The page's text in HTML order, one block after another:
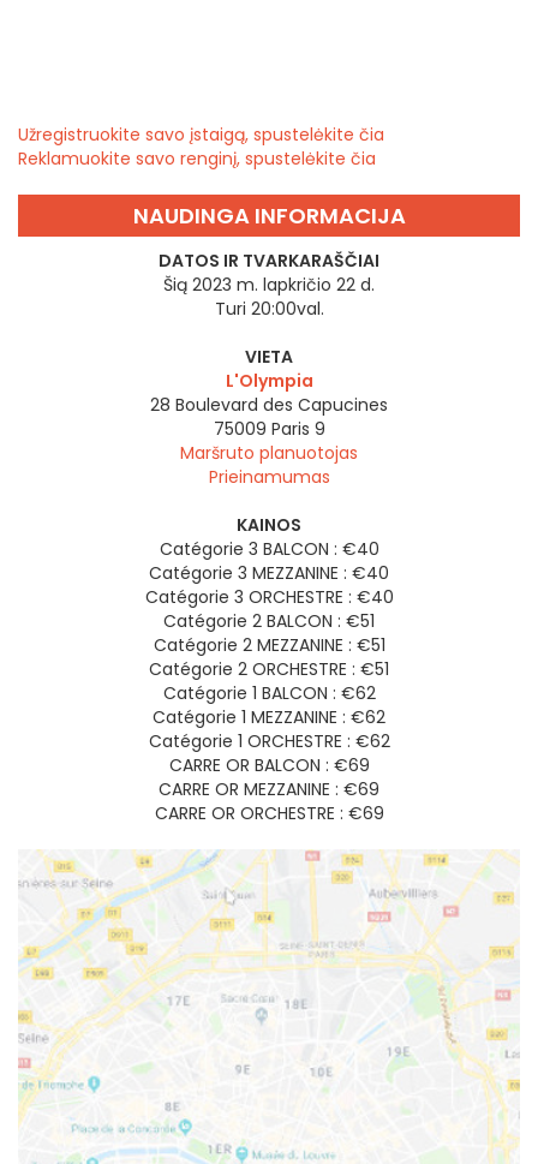
Užregistruokite savo įstaigą, spustelėkite čia
Reklamuokite savo renginį, spustelėkite čia
NAUDINGA INFORMACIJA
DATOS IR TVARKARAŠČIAI
Šią 2023 m. lapkričio 22 d.
Turi 20:00val.
VIETA
L'Olympia
28 Boulevard des Capucines
75009 Paris 9
Maršruto planuotojas
Prieinamumas
KAINOS
Catégorie 3 BALCON : €40
Catégorie 3 MEZZANINE : €40
Catégorie 3 ORCHESTRE : €40
Catégorie 2 BALCON : €51
Catégorie 2 MEZZANINE : €51
Catégorie 2 ORCHESTRE : €51
Catégorie 1 BALCON : €62
Catégorie 1 MEZZANINE : €62
Catégorie 1 ORCHESTRE : €62
CARRE OR BALCON : €69
CARRE OR MEZZANINE : €69
CARRE OR ORCHESTRE : €69